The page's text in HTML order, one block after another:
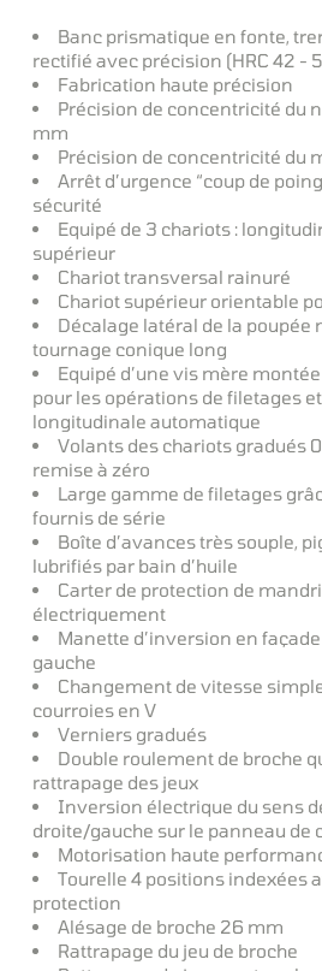
Banc prismatique en fonte,
rectifié avec précision (HRC 42 -
Fabrication haute précision
Précision de concentricité du
mm
Précision de concentricité du
Arrêt d’urgence “coup de
sécurité
Equipé de 3 chariots :
supérieur
Chariot transversal rainuré
Chariot supérieur orientable
Décalage latéral de la
tournage conique long
Equipé d’une vis mère
pour les opérations de filetages
longitudinale automatique
Volants des chariots gradués
remise à zéro
Large gamme de filetages
fournis de série
Boîte d’avances très souple,
lubrifiés par bain d’huile
Carter de protection de
électriquement
Manette d’inversion en
gauche
Changement de vitesse
courroies en V
Verniers gradués
Double roulement de broche
rattrapage des jeux
Inversion électrique du sens
droite/gauche sur le panneau de
Motorisation haute
Tourelle 4 positions indexées
protection
Alésage de broche 26 mm
Rattrapage du jeu de broche